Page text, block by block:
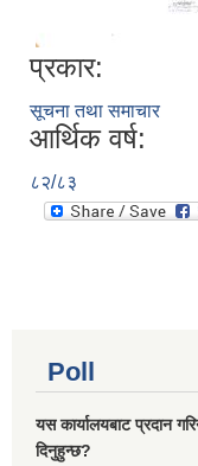
प्रकार:
सूचना तथा समाचार
आर्थिक वर्ष:
८२/८३
Poll
यस कार्यालयबाट प्रदान
दिनुहुन्छ?